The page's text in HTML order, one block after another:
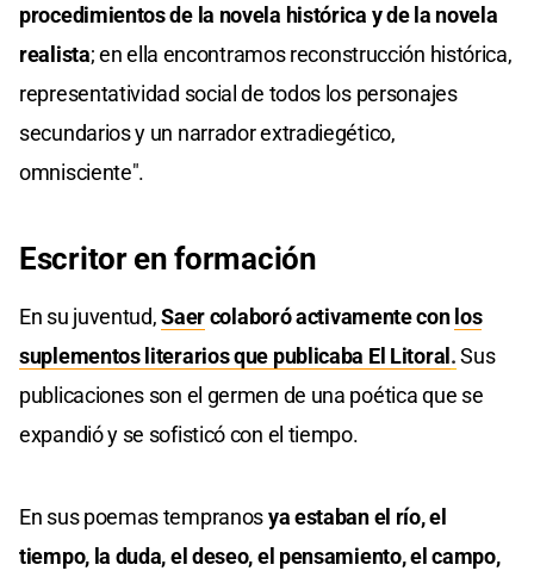
procedimientos de la novela histórica y de la novela
realista; en ella encontramos reconstrucción histórica,
representatividad social de todos los personajes
secundarios y un narrador extradiegético,
omnisciente".
Escritor en formación
En su juventud, Saercolaboró activamente conlos
suplementos literarios que publicaba El Litoral.Sus
publicaciones son el germen de una poética que se
expandió y se sofisticó con el tiempo.
En sus poemas tempranosya estaban el río, el
tiempo, la duda, el deseo, el pensamiento, el campo,